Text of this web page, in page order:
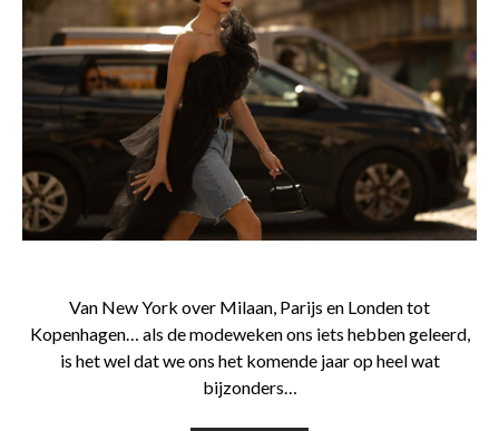
Van New York over Milaan, Parijs en Londen tot
Kopenhagen… als de modeweken ons iets hebben geleerd,
is het wel dat we ons het komende jaar op heel wat
bijzonders…